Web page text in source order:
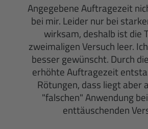
Angegebene Auftragezeit
bei mir. Leider nur bei
wirksam, deshalb ist die
zweimaligen Versuch leer.
besser gewünscht. Durch
erhöhte Auftragezeit
Rötungen, dass liegt aber
"falschen" Anwendung
enttäuschenden